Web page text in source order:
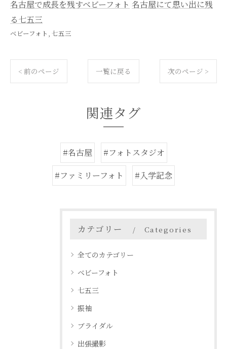
名古屋で成長を残すベビーフォト 名古屋にて思い出に残
る七五三
ベビーフォト 七五三
< 前のページ 一覧に戻る 次のページ >
関連タグ
#名古屋
#フォトスタジオ
#ファミリーフォト
#入学記念
カテゴリー Categories
全てのカテゴリー
ベビーフォト
七五三
振袖
ブライダル
出張撮影